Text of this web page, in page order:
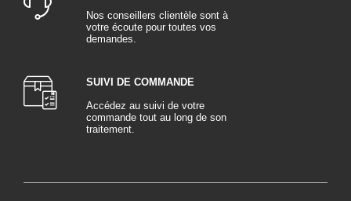
Nos conseillers clientèle sont à
votre écoute pour toutes vos
demandes.
SUIVI DE COMMANDE
Accédez au suivi de votre
commande tout au long de son
traitement.